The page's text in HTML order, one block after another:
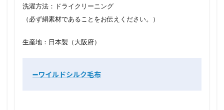
洗濯方法：ドライクリーニング
（必ず絹素材であることをお伝えください。）
生産地：日本製（大阪府）
➖ワイルドシルク毛布